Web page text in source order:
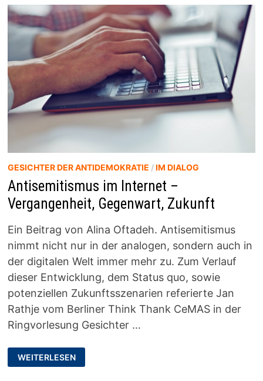
IN
DER
ARBEIT
MIT
ZURÜCKGEKEHRTEN
AUS
SYRIEN
GESICHTER DER ANTIDEMOKRATIE /IM DIALOG
Antisemitismus im Internet –
Vergangenheit, Gegenwart, Zukunft
Ein Beitrag von Alina Oftadeh. Antisemitismus
nimmt nicht nur in der analogen, sondern auch in
der digitalen Welt immer mehr zu. Zum Verlauf
dieser Entwicklung, dem Status quo, sowie
potenziellen Zukunftsszenarien referierte Jan
Rathje vom Berliner Think Thank CeMAS in der
Ringvorlesung Gesichter …
ANTISEMITISMUS
IM
INTERNET
WEITERLESEN